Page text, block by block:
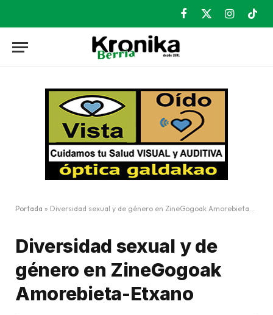
Facebook
X
Instagram
Portada » Diversidad sexual y de género en ZineGogoak Amorebieta-Etxano
Diversidad sexual y de
género en ZineGogoak
Amorebieta-Etxano